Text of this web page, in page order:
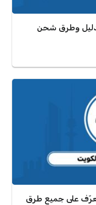
رصيد زين الكويت 2026 الدليل وطرق شحن
رصيد زين الكويت 2026 تعرّف على جميع طرق